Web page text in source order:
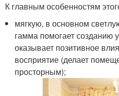
К главным особенностям
мягкую, в основном
гамма помогает созданию
оказывает позитивное
восприятие (делает
просторным);